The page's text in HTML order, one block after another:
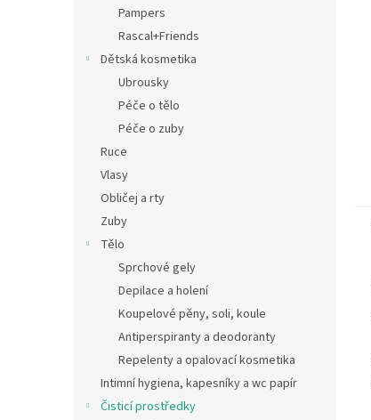
Pampers
Rascal+Friends
Dětská kosmetika
Ubrousky
Péče o tělo
Péče o zuby
Ruce
Vlasy
Obličej a rty
Zuby
Tělo
Sprchové gely
Depilace a holení
Koupelové pěny, soli, koule
Antiperspiranty a deodoranty
Repelenty a opalovací kosmetika
Intimní hygiena, kapesníky a wc papír
Čisticí prostředky